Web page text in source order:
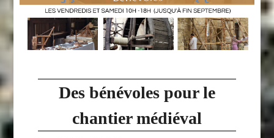
Des bénévoles pour le
chantier médiéval